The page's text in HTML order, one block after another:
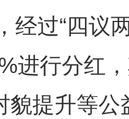
经过“四议
进行分红
貌提升等公